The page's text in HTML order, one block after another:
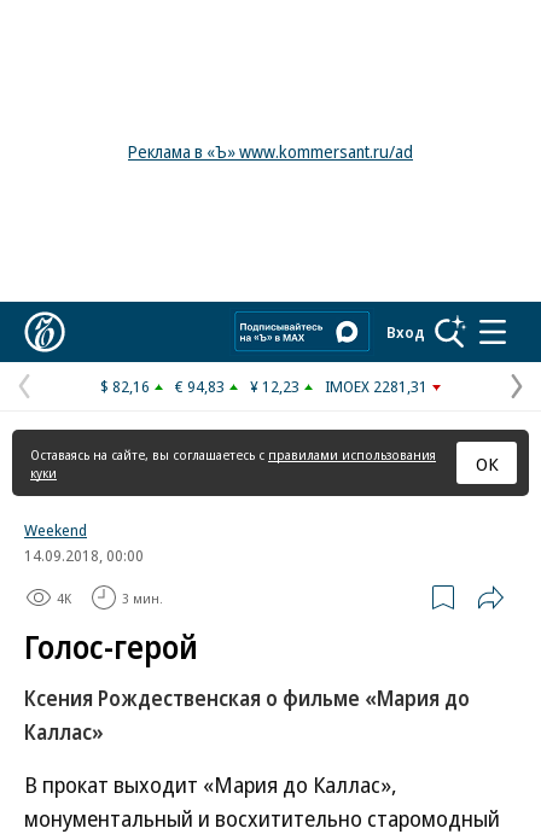
Реклама в «Ъ» www.kommersant.ru/ad
Вход
Предыдущая
страница
$ 82,16 € 94,83 ¥ 12,23 IMOEX 2281,31
Оставаясь на сайте, вы соглашаетесь с правилами использования
куки
ОК
Weekend
14.09.2018, 00:00
4K 3 мин.
Голос-герой
Ксения Рождественская о фильме «Мария до
Каллас»
В прокат выходит «Мария до Каллас»,
монументальный и восхитительно старомодный